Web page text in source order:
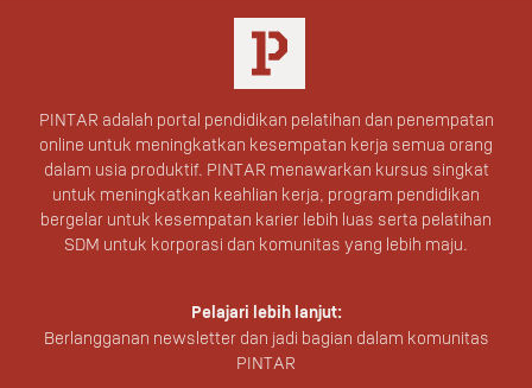
PINTAR adalah portal pendidikan pelatihan dan penempatan
online untuk meningkatkan kesempatan kerja semua orang
dalam usia produktif. PINTAR menawarkan kursus singkat
untuk meningkatkan keahlian kerja, program pendidikan
bergelar untuk kesempatan karier lebih luas serta pelatihan
SDM untuk korporasi dan komunitas yang lebih maju.
Pelajari lebih lanjut:
Berlangganan newsletter dan jadi bagian dalam komunitas
PINTAR